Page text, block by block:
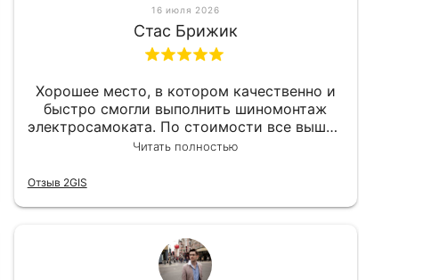
16 июля 2026
Стас Брижик
Хорошее место, в котором качественно и
быстро смогли выполнить шиномонтаж
электросамоката. По стоимости все вышло
вообще приемлемо хочу сказать. Так что
Читать полностью
Отзыв 2GIS